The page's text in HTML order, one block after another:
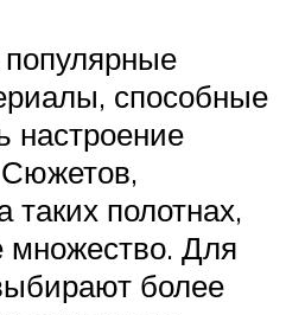
способные
настроение
полотнах,
множество. Для
более